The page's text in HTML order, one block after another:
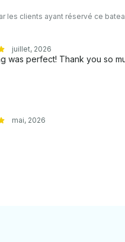
les clients ayant réservé ce
juillet, 2026
was perfect! Thank you so
mai, 2026